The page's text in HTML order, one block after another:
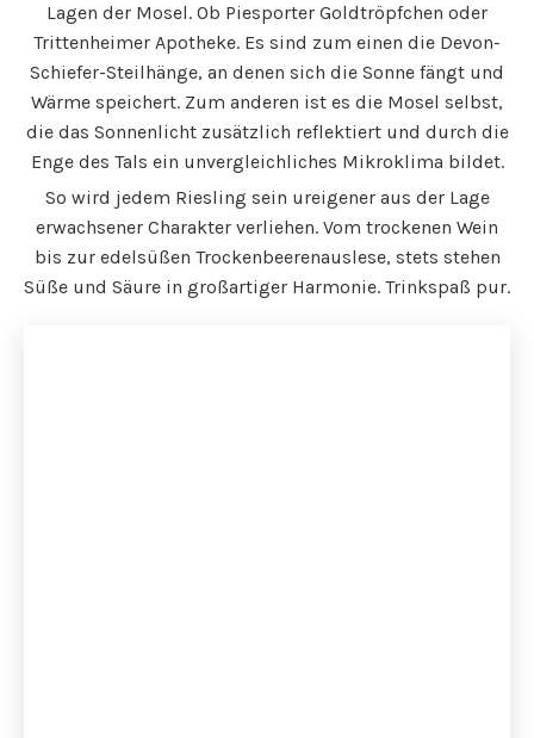
Lagen der Mosel. Ob Piesporter Goldtröpfchen oder
Trittenheimer Apotheke. Es sind zum einen die Devon-
Schiefer-Steilhänge, an denen sich die Sonne fängt und
Wärme speichert. Zum anderen ist es die Mosel selbst,
die das Sonnenlicht zusätzlich reflektiert und durch die
Enge des Tals ein unvergleichliches Mikroklima bildet.
So wird jedem Riesling sein ureigener aus der Lage
erwachsener Charakter verliehen. Vom trockenen Wein
bis zur edelsüßen Trockenbeerenauslese, stets stehen
Süße und Säure in großartiger Harmonie. Trinkspaß pur.